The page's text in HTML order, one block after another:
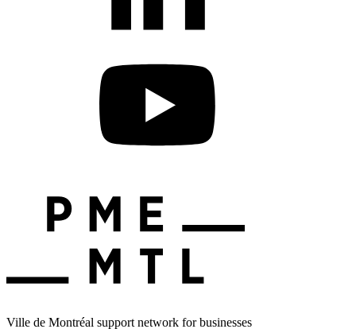
Ville de Montréal support network for businesses